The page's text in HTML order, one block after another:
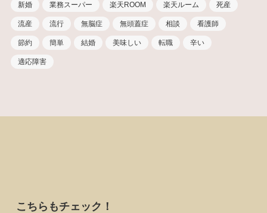
新婚 業務スーパー 楽天ROOM 楽天ルーム 死産
流産 流行 無脳症 無頭蓋症 相談 看護師
節約 簡単 結婚 美味しい 転職 辛い
適応障害
こちらもチェック！